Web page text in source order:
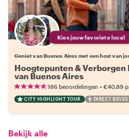
Kies jouw favoriete local
Geniet van Buenos Aires met een host van
Hoogtepunten & Verborgen
van Buenos Aires
186 beoordelingen • €40.89
CITY HIGHLIGHT TOUR DIRECT
Bekijk alle